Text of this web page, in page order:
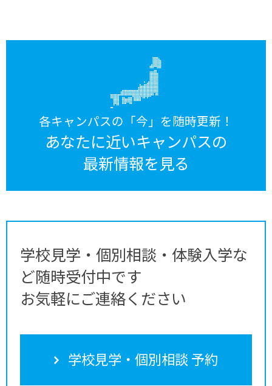
各キャンパスの「今」を随時更新！
あなたに近いキャンパスの
最新情報を見る
学校見学・個別相談・体験入学な
ど随時受付中です
お気軽にご連絡ください
学校見学・個別相談 予約